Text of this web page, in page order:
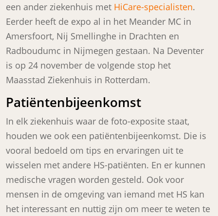
een ander ziekenhuis met HiCare-specialisten.
Eerder heeft de expo al in het Meander MC in
Amersfoort, Nij Smellinghe in Drachten en
Radboudumc in Nijmegen gestaan. Na Deventer
is op 24 november de volgende stop het
Maasstad Ziekenhuis in Rotterdam.
Patiëntenbijeenkomst
In elk ziekenhuis waar de foto-exposite staat,
houden we ook een patiëntenbijeenkomst. Die is
vooral bedoeld om tips en ervaringen uit te
wisselen met andere HS-patiënten. En er kunnen
medische vragen worden gesteld. Ook voor
mensen in de omgeving van iemand met HS kan
het interessant en nuttig zijn om meer te weten te